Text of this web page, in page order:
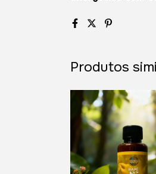
Produtos